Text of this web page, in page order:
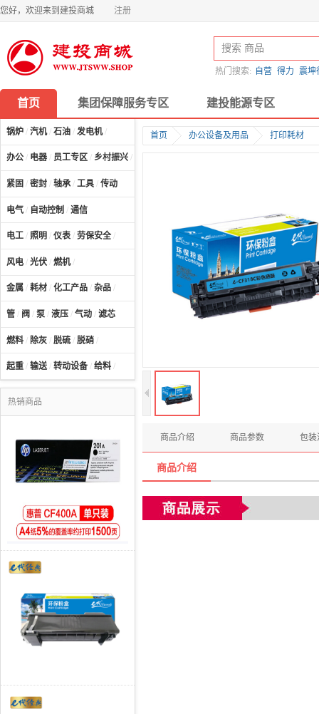
您好，欢迎来到建投商城 注册
热门搜索: 自营 得力 震坤
首页 集团保障服务专区 建投能源专区
锅炉 / 汽机/ 石油 / 发电机/
办公 / 电器 / 员工专区 / 乡村振兴 /
紧固 / 密封 / 轴承 / 工具 / 传动
电气 / 自动控制 / 通信
电工 / 照明 / 仪表 / 劳保安全 /
风电 / 光伏 / 燃机/
金属 / 耗材 / 化工产品 / 杂品 /
管 / 阀 / 泵 / 液压 / 气动 / 滤芯
燃料 / 除灰 / 脱硫 / 脱硝 /
起重 / 输送/ 转动设备 / 给料 /
热销商品
首页 办公设备及用品 打印耗材
商品介绍 商品参数 包装
商品介绍